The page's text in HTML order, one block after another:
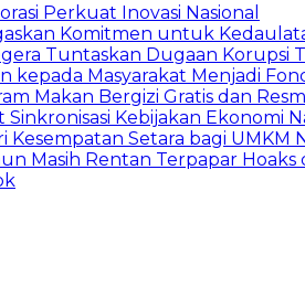
Perkuat Inovasi Nasional
Komitmen untuk
Tuntaskan Dugaan Korupsi
kepada Masyarakat Menjadi
Makan Bergizi Gratis dan
Kebijakan Ekonomi
Setara bagi UMKM
Masih Rentan Terpapar